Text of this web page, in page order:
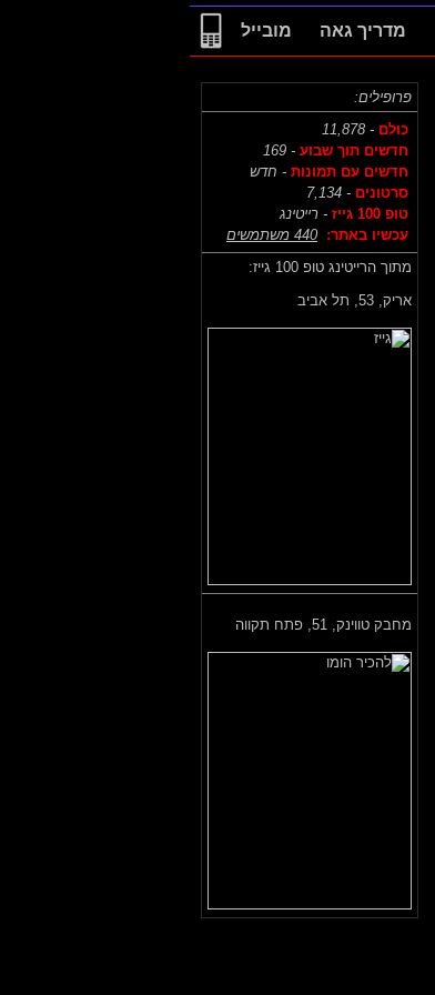
מדריך גאה מובייל
פרופילים:
כולם - 11,878
חדשים תוך שבוע - 169
חדשים עם תמונות - חדש
סרטונים - 7,134
טופ 100 גייז
- רייטינג
עכשיו באתר: 440 משתמשים
מתוך הרייטינג טופ 100 גייז:
אריק, 53, תל אביב
מחבק טווינק, 51, פתח תקווה